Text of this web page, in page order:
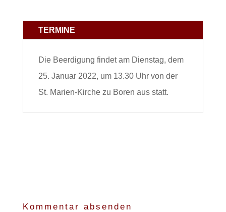
TERMINE
Die Beerdigung findet am Dienstag, dem
25. Januar 2022, um 13.30 Uhr von der
St. Marien-Kirche zu Boren aus statt.
Kommentar absenden